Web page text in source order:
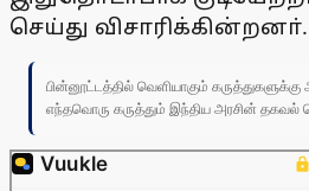
செய்து விசாரிக்கின்றனா்.
பின்னூட்டத்தில் வெளியாகும்
எந்தவொரு கருத்தும் இந்திய அரசின் தகவல்